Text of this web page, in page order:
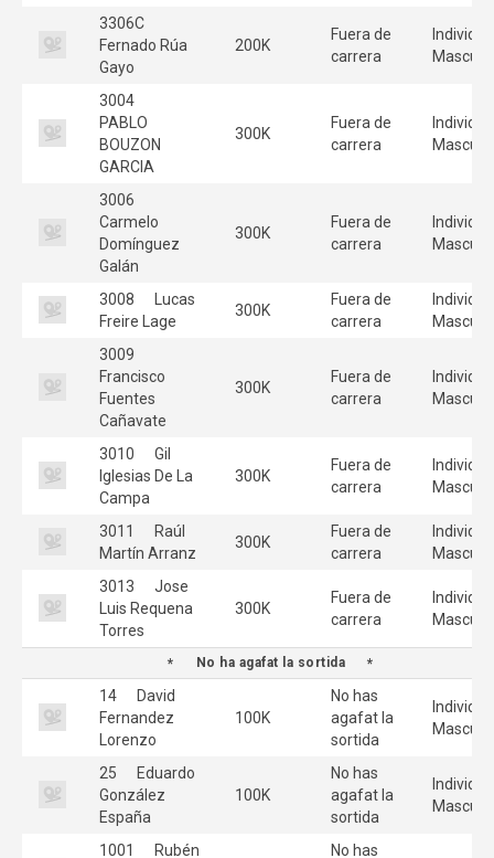
3306C
Fernado Rúa
Gayo
200K
Fuera de
carrera
3004
PABLO
BOUZON
GARCIA
300K
Fuera de
carrera
3006
Carmelo
Domínguez
Galán
300K
Fuera de
carrera
3008
Lucas
Freire Lage
300K
Fuera de
carrera
3009
Francisco
Fuentes
Cañavate
300K
Fuera de
carrera
3010
Gil
Iglesias De La
Campa
300K
Fuera de
carrera
3011
Raúl
Martín Arranz
300K
Fuera de
carrera
3013
Jose
Luis Requena
Torres
300K
Fuera de
carrera
No ha agafat la sortida
14
David
Fernandez
Lorenzo
100K
No has
agafat la
sortida
25
Eduardo
González
España
100K
No has
agafat la
sortida
1001
Rubén
No has